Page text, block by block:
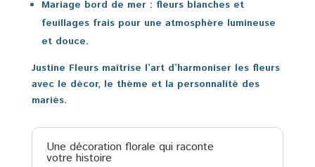
Mariage bord de mer: fleurs blanches et
feuillages frais pour une atmosphère lumineuse
et douce.
Justine Fleurs maîtrise l’art d’harmoniser les fleurs
avec le décor, le thème et la personnalité des
mariés.
Une décoration florale qui raconte
votre histoire